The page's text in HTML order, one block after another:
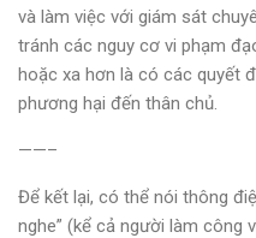
và làm việc với giám sát
tránh các nguy cơ vi phạm
hoặc xa hơn là có các quyết
phương hại đến thân chủ.
——–
Để kết lại, có thể nói thông
nghe” (kể cả người làm công